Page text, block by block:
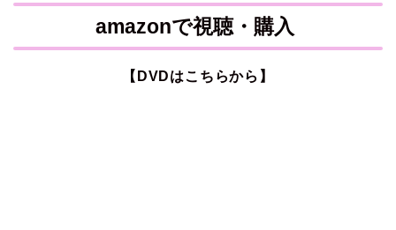
amazonで視聴・購入
【DVDはこちらから】